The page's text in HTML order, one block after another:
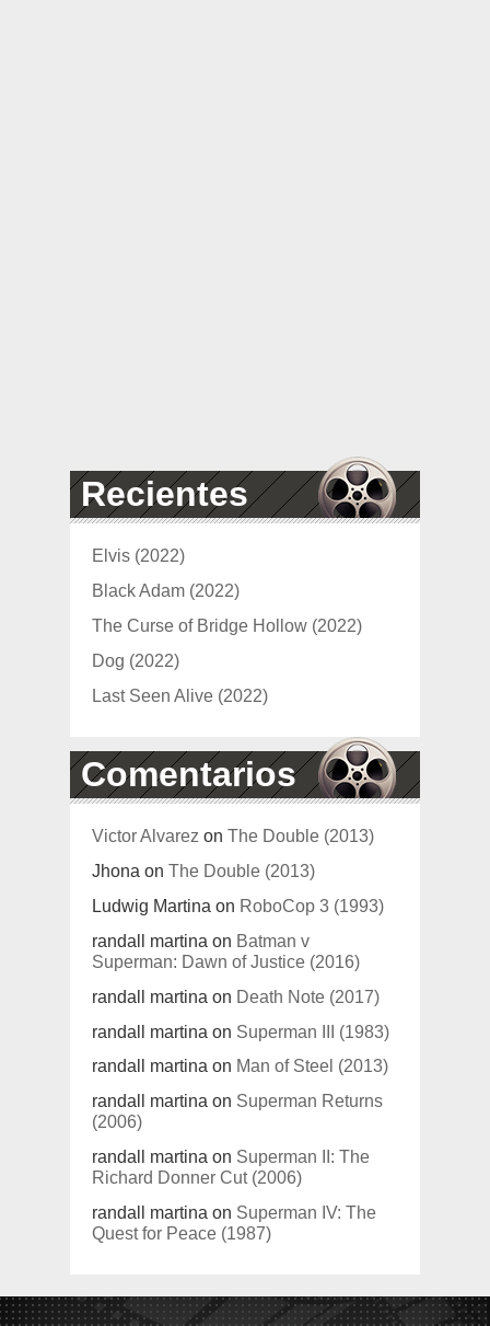
Recientes
Elvis (2022)
Black Adam (2022)
The Curse of Bridge Hollow (2022)
Dog (2022)
Last Seen Alive (2022)
Comentarios
Victor Alvarez on The Double (2013)
Jhona on The Double (2013)
Ludwig Martina on RoboCop 3 (1993)
randall martina on Batman v
Superman: Dawn of Justice (2016)
randall martina on Death Note (2017)
randall martina on Superman III (1983)
randall martina on Man of Steel (2013)
randall martina on Superman Returns
(2006)
randall martina on Superman II: The
Richard Donner Cut (2006)
randall martina on Superman IV: The
Quest for Peace (1987)